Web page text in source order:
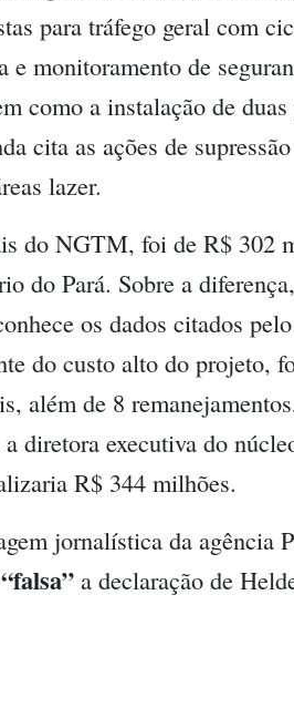
para tráfego geral com
monitoramento de
como a instalação de
cita as ações de
lazer.
do NGTM, foi de R$ 302
do Pará. Sobre a
os dados citados
do custo alto do projeto,
além de 8
diretora executiva do
R$ 344 milhões.
jornalística da agência
“falsa” a declaração de